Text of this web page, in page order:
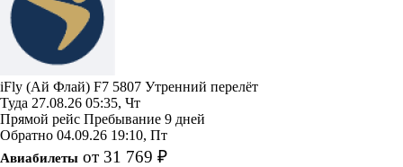
iFly (Ай Флай) F7 5807 Утренний перелёт
Туда 27.08.26 05:35, Чт
Прямой рейс Пребывание 9 дней
Обратно 04.09.26 19:10, Пт
Авиабилеты от 31 769 ₽